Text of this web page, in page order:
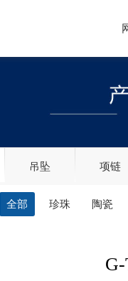
吊坠 项链
全部 珍珠 陶瓷